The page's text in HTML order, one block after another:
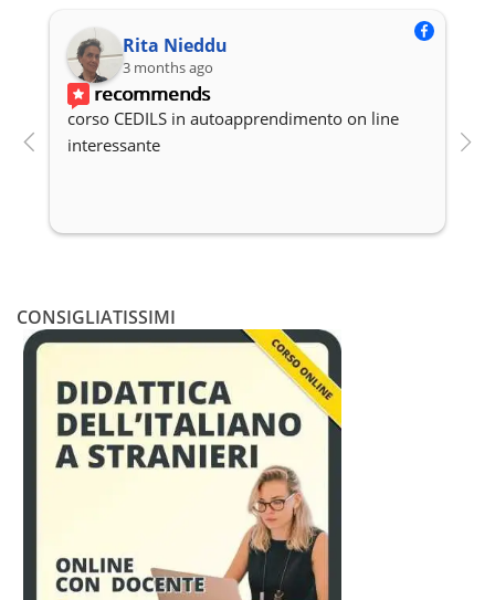
Rita Nieddu
3 months ago
recommends
corso CEDILS in autoapprendimento on line
interessante
CONSIGLIATISSIMI